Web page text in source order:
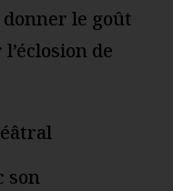
le goût
de
son